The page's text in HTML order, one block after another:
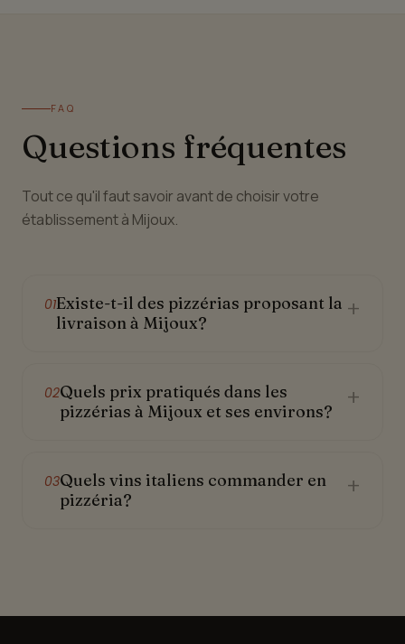
FAQ
Questions fréquentes
Tout ce qu'il faut savoir avant de choisir votre
établissement à Mijoux.
01Existe-t-il des pizzérias proposant la
livraison à Mijoux?
+
02Quels prix pratiqués dans les
pizzérias à Mijoux et ses environs?
+
03Quels vins italiens commander en
pizzéria?
+